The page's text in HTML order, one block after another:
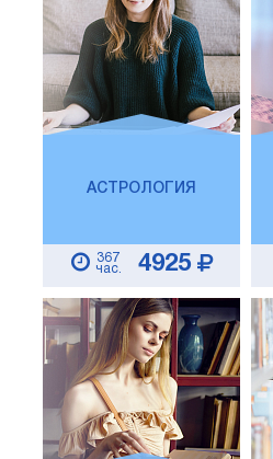
АСТРОЛОГИЯ
367
час.
4925